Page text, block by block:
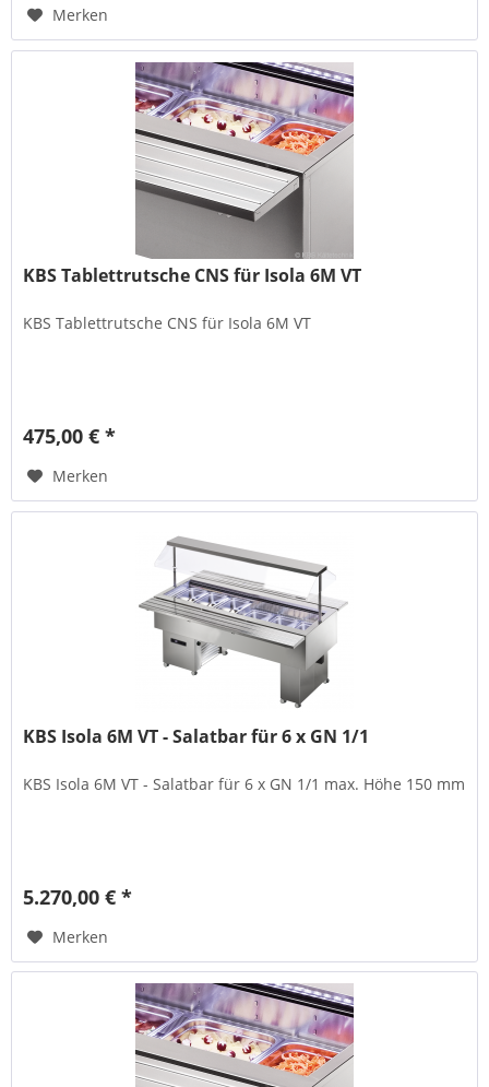
Merken
KBS Tablettrutsche CNS für Isola 6M VT
KBS Tablettrutsche CNS für Isola 6M VT
475,00 € *
Merken
KBS Isola 6M VT - Salatbar für 6 x GN 1/1
KBS Isola 6M VT - Salatbar für 6 x GN 1/1 max. Höhe 150 mm
5.270,00 € *
Merken